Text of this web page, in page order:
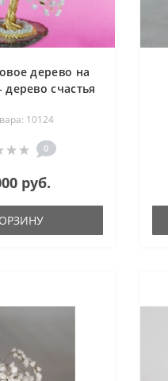
дерево на
дерево счастья
10124
0
руб.